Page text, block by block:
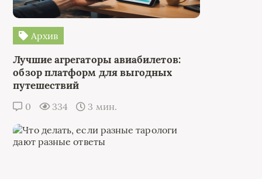
Архив
Лучшие агрегаторы авиабилетов:
обзор платформ для выгодных
путешествий
0 334 3 мин.